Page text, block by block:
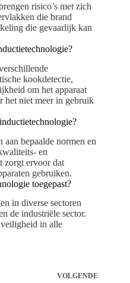
risico’s met zich
die brand
die gevaarlijk kan
kookdetectie,
om het apparaat
het niet meer in gebruik
bepaalde normen en
en
zorgt ervoor dat
gebruiken.
toegepast?
in diverse sectoren
de industriële sector.
in alle
VOLGENDE